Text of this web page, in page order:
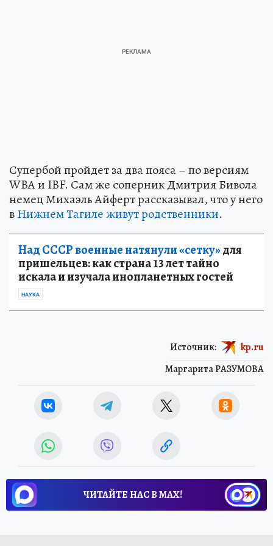
Супербой пройдет за два пояса – по версиям
WBA и IBF. Сам же соперник Дмитрия Бивола
немец Михаэль Айферт рассказывал, что у него
вНижнем Тагиле живут родственники.
Над СССР военные натянули «сетку»для
пришельцев: как страна 13 лет тайно
искала и изучала инопланетных гостей
НАУКА
Маргарита РАЗУМОВА
Источник: kp.ru
ЧИТАЙТЕ НАС В МАХ!